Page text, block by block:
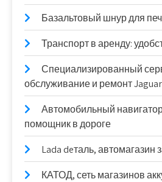
Базальтовый шнур для
Транспорт в аренду:
Специализированный
обслуживание и ремонт Jaguar
Автомобильный
помощник в дороге
Lada deталь, автомагазин
КАТОД, сеть магазинов